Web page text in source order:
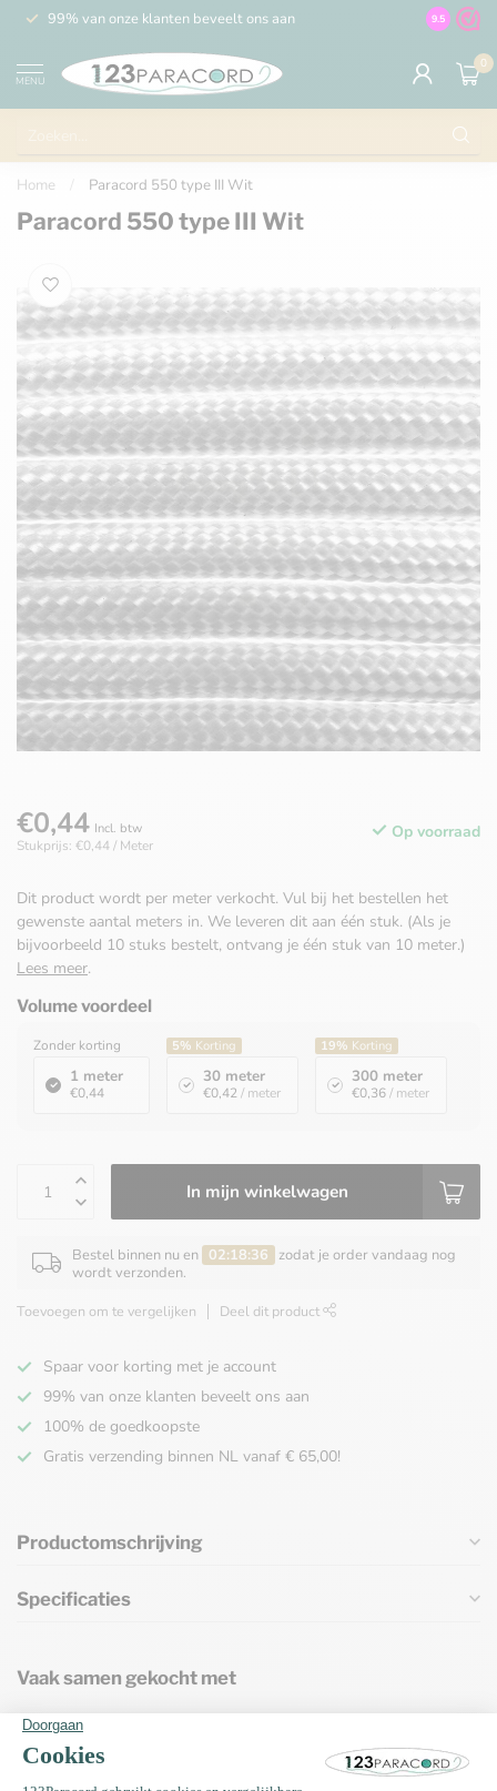
99% van onze klanten beveelt ons aan 100% de
9.5
MENU
0
Home Paracord 550 type III Wit
Paracord 550 type III Wit
€0,44 Incl. btw
Stukprijs: €0,44 / Meter
Op voorraad
Dit product wordt per meter verkocht. Vul bij het bestellen het
gewenste aantal meters in. We leveren dit aan één stuk. (Als je
bijvoorbeeld 10 stuks bestelt, ontvang je één stuk van 10 meter.)
Lees meer.
Volume voordeel
Zonder korting
1 meter
€0,44
5% Korting
30 meter
€0,42/ meter
19% Korting
300 meter
€0,36/ meter
In mijn winkelwagen
Bestel binnen nu en 02:18:36
zodat je order vandaag nog
wordt verzonden.
Toevoegen om te vergelijken Deel dit product
Spaar voor korting met je account
99% van onze klanten beveelt ons aan
100% de goedkoopste
Gratis verzending binnen NL vanaf € 65,00!
Productomschrijving
Specificaties
Vaak samen gekocht met
Tijdelijk niet op voorraad. Binnenkort
terug!
€10,99